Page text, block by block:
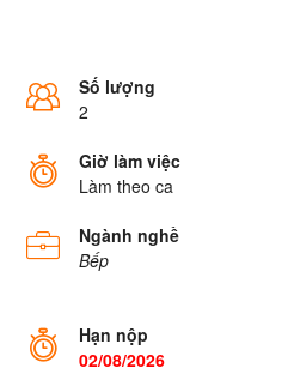
Số lượng
2
Giờ làm việc
Làm theo ca
Ngành nghề
Bếp
Hạn nộp
02/08/2026